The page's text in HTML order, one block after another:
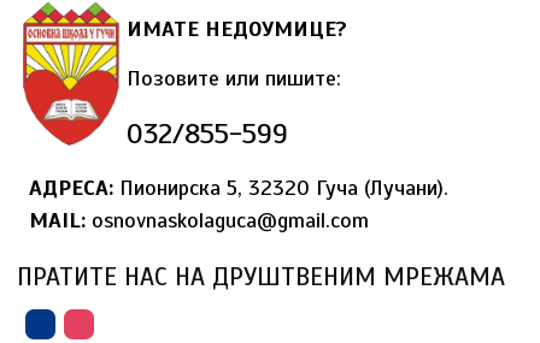
ИМАТЕ НЕДОУМИЦЕ?
Позовите или пишите:
032/855-599
АДРЕСА: Пионирска 5, 32320 Гуча (Лучани).
MAIL: osnovnaskolaguca@gmail.com
ПРАТИТЕ НАС НА ДРУШТВЕНИМ МРЕЖАМА